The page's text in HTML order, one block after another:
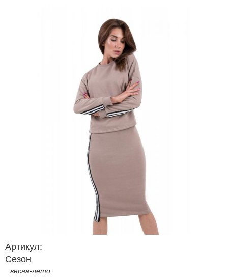
Артикул:
Сезон
весна-лето